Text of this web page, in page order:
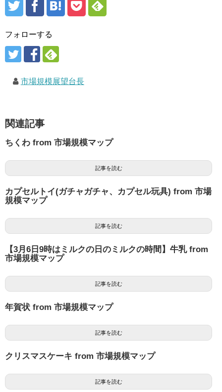
フォローする
市場規模展望台長
関連記事
ちくわ from 市場規模マップ
記事を読む
カプセルトイ(ガチャガチャ、カプセル玩具) from 市場
規模マップ
記事を読む
【3月6日9時はミルクの日のミルクの時間】牛乳 from
市場規模マップ
記事を読む
年賀状 from 市場規模マップ
記事を読む
クリスマスケーキ from 市場規模マップ
記事を読む